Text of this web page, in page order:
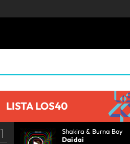
LISTA LOS40
1
Shakira & Burna Boy
Dai dai